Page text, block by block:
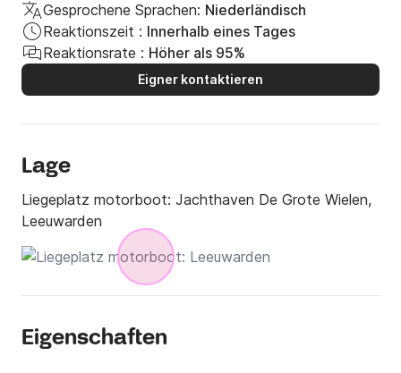
Gesprochene Sprachen: Niederländisch
Reaktionszeit : Innerhalb eines Tages
Reaktionsrate : Höher als 95%
Eigner kontaktieren
Lage
Liegeplatz motorboot: Jachthaven De Grote Wielen,
Leeuwarden
Eigenschaften